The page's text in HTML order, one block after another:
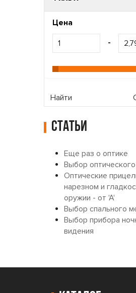
Цена
-
Найти
Статьи
Еще раз о оптике
Выбор
Оптические
нарезном и
оружии - от 'А'
Выбор спального
Выбор прибора
видения